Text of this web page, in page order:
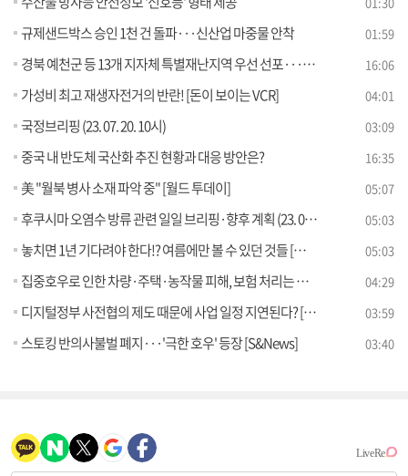
규제샌드박스 승인 1천 건 돌파···신산업 마중물 안착 01:59
경북 예천군 등 13개 지자체 특별재난지역 우선 선포···수해 피해 총력 대응 16:06
가성비 최고 재생자전거의 반란! [돈이 보이는 VCR] 04:01
국정브리핑 (23. 07. 20. 10시) 03:09
중국 내 반도체 국산화 추진 현황과 대응 방안은? 16:35
美 "월북 병사 소재 파악 중" [월드 투데이] 05:07
후쿠시마 오염수 방류 관련 일일 브리핑·향후 계획 (23. 07. 20. 11시) 05:03
놓치면 1년 기다려야 한다!? 여름에만 볼 수 있던 것들 [라떼는 뉴우스] 05:03
집중호우로 인한 차량·주택·농작물 피해, 보험 처리는 어떻게? [정책 바로보기] 04:29
디지털정부 사전협의 제도 때문에 사업 일정 지연된다? [정책 바로보기] 03:59
스토킹 반의사불벌 폐지···'극한 호우' 등장 [S&News] 03:40